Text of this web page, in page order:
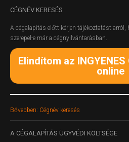
CÉGNÉV KERESÉS
A cégalapítás előtt kérjen tájékoztatást arról,
szerepel-e már a cégnyilvántarásban.
Elindítom az
online
Bővebben: Cégnév keresés
A CÉGALAPÍTÁS ÜGYVÉDI KÖLTSÉGE